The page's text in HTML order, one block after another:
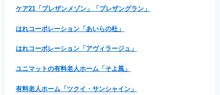
ケア21「プレザンメゾン」「プレザングラン」
はれコーポレーション「あいらの杜」
はれコーポレーション「アヴィラージュ」
ユニマットの有料老人ホーム「そよ風」
有料老人ホーム「ツクイ・サンシャイン」